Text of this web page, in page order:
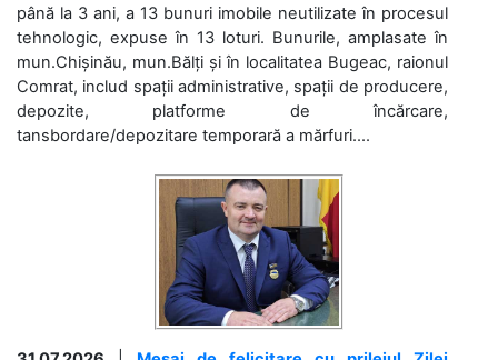
până la 3 ani, a 13 bunuri imobile neutilizate în procesul
tehnologic, expuse în 13 loturi. Bunurile, amplasate în
mun.Chișinău, mun.Bălți și în localitatea Bugeac, raionul
Comrat, includ spații administrative, spații de producere,
depozite, platforme de încărcare,
tansbordare/depozitare temporară a mărfuri....